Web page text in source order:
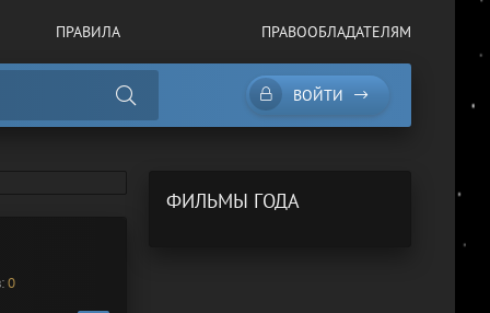
ПРАВИЛА ПРАВООБЛАДАТЕЛЯМ
ВОЙТИ
0
ФИЛЬМЫ ГОДА